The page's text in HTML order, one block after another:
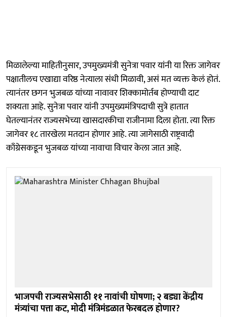
मिळालेल्या माहितीनुसार, उपमुख्यमंत्री सुनेत्रा पवार यांनी या रिक्त जागेवर
पक्षातीलच एखाद्या वरिष्ठ नेत्याला संधी मिळावी, असं मत व्यक्त केलं होतं.
त्यानंतर छगन भुजबळ यांच्या नावावर शिक्कामोर्तब होण्याची दाट
शक्यता आहे. सुनेत्रा पवार यांनी उपमुख्यमंत्रिपदाची सुत्रे हातात
घेतल्यानंतर राज्यसभेच्या खासदारकीचा राजीनामा दिला होता. त्या रिक्त
जागेवर १८ तारखेला मतदान होणार आहे. त्या जागेसाठी राष्ट्रवादी
काँग्रेसकडून भुजबळ यांच्या नावाचा विचार केला जात आहे.
भाजपची राज्यसभेसाठी ११ नावांची घोषणा; २ बड्या केंद्रीय
मंत्र्यांचा पत्ता कट, मोदी मंत्रिमंडळात फेरबदल होणार?